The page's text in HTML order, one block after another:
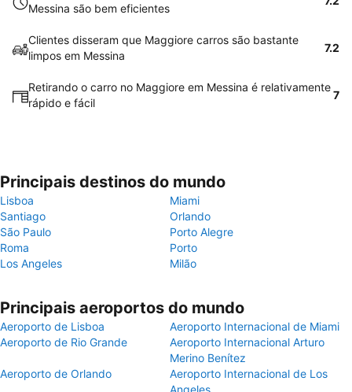
Messina são bem eficientes
Clientes disseram que Maggiore carros são bastante
limpos em Messina
7.2
Retirando o carro no Maggiore em Messina é relativamente
rápido e fácil
7
Principais destinos do mundo
Lisboa
Miami
Santiago
Orlando
São Paulo
Porto Alegre
Roma
Porto
Los Angeles
Milão
Principais aeroportos do mundo
Aeroporto de Lisboa
Aeroporto Internacional de Miami
Aeroporto de Rio Grande
Aeroporto Internacional Arturo
Merino Benítez
Aeroporto de Orlando
Aeroporto Internacional de Los
Angeles